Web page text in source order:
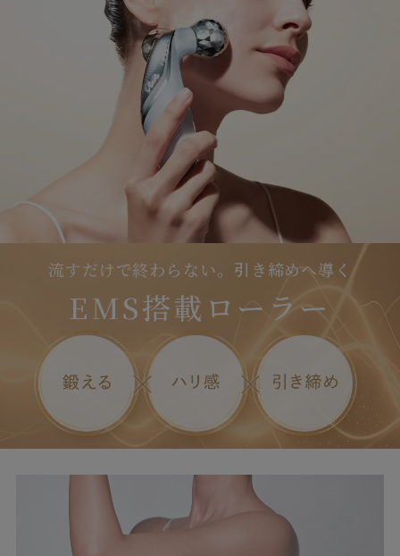
流すだけで終わらない。引き締めへ導く
EMS搭載ローラー